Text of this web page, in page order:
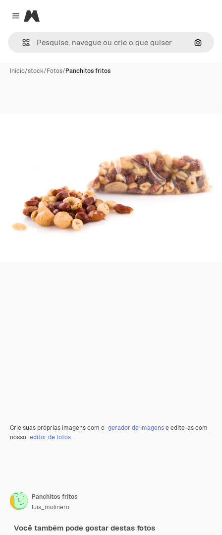
Close menu
Magnific
Início/stock/Fotos/Panchitos fritos
Crie suas próprias imagens com o gerador de imagense edite-as com
nosso editor de fotos.
Panchitos fritos
luis_molinero
Você também pode gostar destas fotos